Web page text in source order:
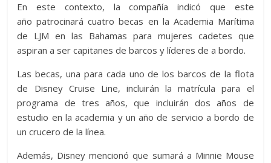
En este contexto, la compañía indicó que este
año patrocinará cuatro becas en la Academia Marítima
de LJM en las Bahamas para mujeres cadetes que
aspiran a ser capitanes de barcos y líderes de a bordo.
Las becas, una para cada uno de los barcos de la flota
de Disney Cruise Line, incluirán la matrícula para el
programa de tres años, que incluirán dos años de
estudio en la academia y un año de servicio a bordo de
un crucero de la línea.
Además, Disney mencionó que sumará a Minnie Mouse